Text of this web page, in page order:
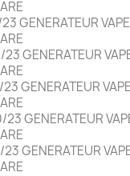
GENERATEUR
GENERATEUR
GENERATEUR
GENERATEUR
GENERATEUR